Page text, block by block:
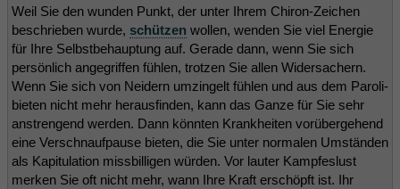
Weil Sie den wunden Punkt, der unter Ihrem Chiron-Zeichen
beschrieben wurde, schützen wollen, wenden Sie viel Energie
für Ihre Selbstbehauptung auf. Gerade dann, wenn Sie sich
persönlich angegriffen fühlen, trotzen Sie allen Widersachern.
Wenn Sie sich von Neidern umzingelt fühlen und aus dem Paroli-
bieten nicht mehr herausfinden, kann das Ganze für Sie sehr
anstrengend werden. Dann könnten Krankheiten vorübergehend
eine Verschnaufpause bieten, die Sie unter normalen Umständen
als Kapitulation missbilligen würden. Vor lauter Kampfeslust
merken Sie oft nicht mehr, wann Ihre Kraft erschöpft ist. Ihr